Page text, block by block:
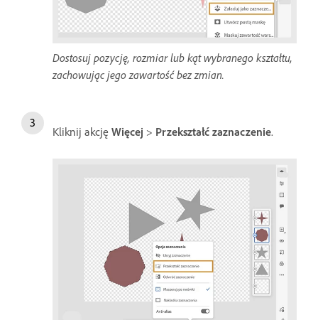
Dostosuj pozycję, rozmiar lub kąt wybranego kształtu,
zachowując jego zawartość bez zmian.
Kliknij akcję Więcej > Przekształć zaznaczenie.